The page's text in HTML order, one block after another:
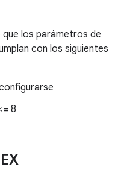
que los parámetros de
con los siguientes
8